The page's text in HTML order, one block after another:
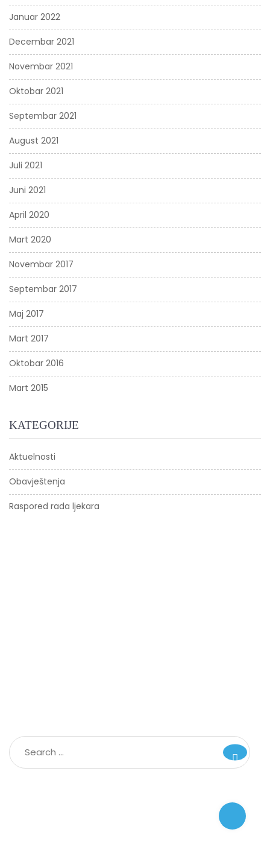
Januar 2022
Decembar 2021
Novembar 2021
Oktobar 2021
Septembar 2021
August 2021
Juli 2021
Juni 2021
April 2020
Mart 2020
Novembar 2017
Septembar 2017
Maj 2017
Mart 2017
Oktobar 2016
Mart 2015
KATEGORIJE
Aktuelnosti
Obavještenja
Raspored rada ljekara